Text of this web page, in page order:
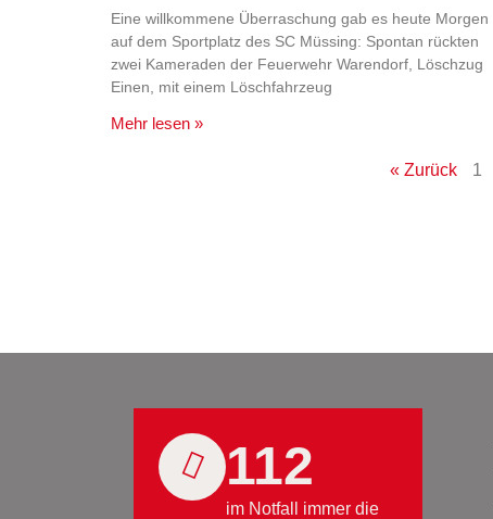
Eine willkommene Überraschung gab es heute Morgen
auf dem Sportplatz des SC Müssing: Spontan rückten
zwei Kameraden der Feuerwehr Warendorf, Löschzug
Einen, mit einem Löschfahrzeug
Mehr lesen »
« Zurück 1
112
im Notfall immer die